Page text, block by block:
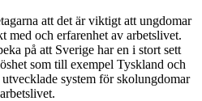
att det är viktigt att ungdomar
med och erfarenhet av arbetslivet.
på att Sverige har en i stort sett
som till exempel Tyskland och
system för skolungdomar